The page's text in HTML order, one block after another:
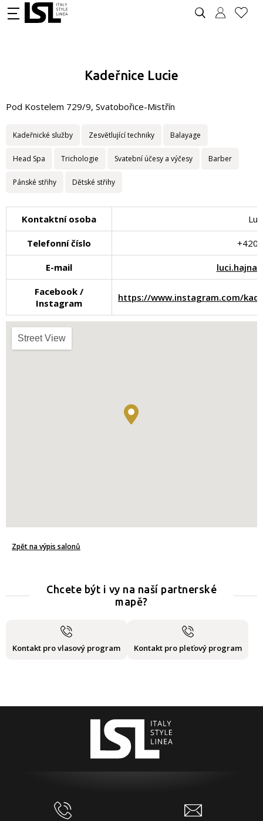
Kadeřnice Lucie
Pod Kostelem 729/9, Svatobořice-Mistřín
Kadeřnické služby Zesvětlující techniky Balayage
Head Spa Trichologie Svatební účesy a výčesy Barber
Pánské střihy Dětské střihy
Kontaktní osoba
Telefonní číslo
E-mail
Facebook /
Instagram
https://www.instagram.com/
Street View
Zpět na výpis salonů
Chcete být i vy na naší partnerské
mapě?
Kontakt pro vlasový program Kontakt pro pleťový program